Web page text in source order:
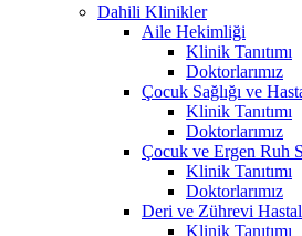
Dahili Klinikler
Aile Hekimliği
Klinik Tanıtımı
Doktorlarımız
Çocuk Sağlığı ve
Klinik Tanıtımı
Doktorlarımız
Çocuk ve Ergen Ruh
Klinik Tanıtımı
Doktorlarımız
Deri ve Zührevi
Klinik Tanıtımı